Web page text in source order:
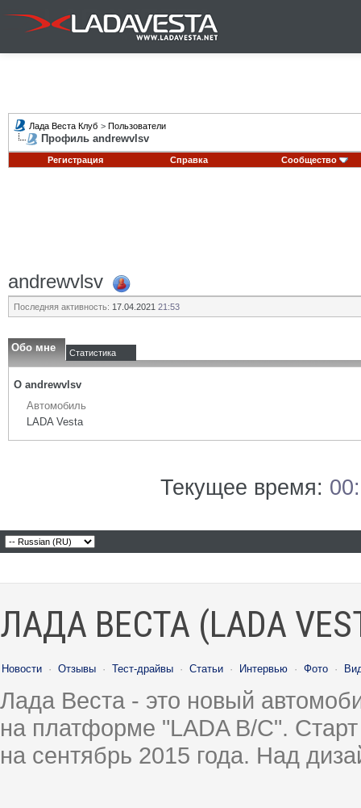
Лада Веста Клуб > Пользователи
Профиль andrewvlsv
Регистрация Справка Сообщество
andrewvlsv
Последняя активность: 17.04.2021 21:53
Обо мне Статистика
О andrewvlsv
Автомобиль
LADA Vesta
Текущее время:
ЛАДА ВЕСТА (LADA
Новости · Отзывы · Тест-драйвы · Статьи · Интервью · Фото ·
Лада Веста - это новый
на платформе "LADA B/C".
на сентябрь 2015 года. Над